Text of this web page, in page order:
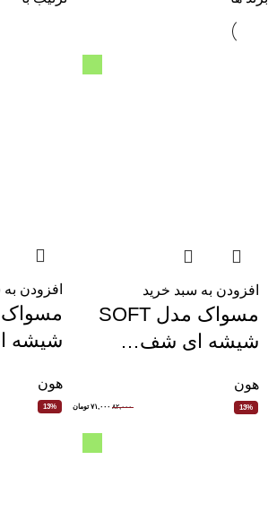
افزودن به سبد خرید
مسواک مدل SOFT
شیشه ای شف…
هون
13% ۸۲,۰۰۰ ۷۱,۰۰۰ تومان
افزودن
شیشه
هون
13%